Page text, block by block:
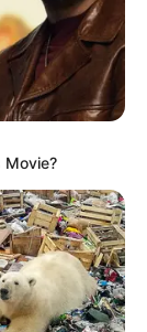
habló de la
ser una
Movie?